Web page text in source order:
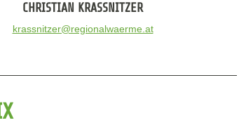
CHRISTIAN KRASSNITZER
krassnitzer@regionalwaerme.at